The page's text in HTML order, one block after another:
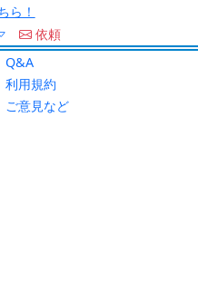
ら！
依頼
Q&A
利用規約
ご意見など